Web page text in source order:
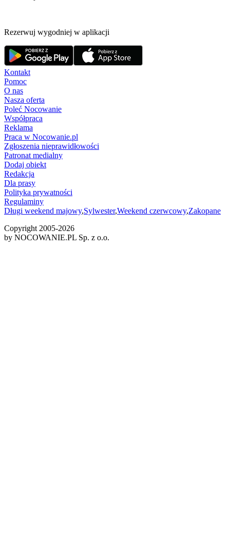
Rezerwuj wygodniej w aplikacji
Kontakt
Pomoc
O nas
Nasza oferta
Poleć Nocowanie
Współpraca
Reklama
Praca w Nocowanie.pl
Zgłoszenia nieprawidłowości
Patronat medialny
Dodaj obiekt
Redakcja
Dla prasy
Polityka prywatności
Regulaminy
Długi weekend majowy,Sylwester,Weekend czerwcowy,Zakopane
Copyright 2005-2026
by NOCOWANIE.PL Sp. z o.o.